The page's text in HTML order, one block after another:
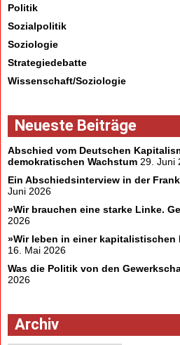
Politik
Sozialpolitik
Soziologie
Strategiedebatte
Wissenschaft/Soziologie
Neueste Beiträge
Abschied vom Deutschen
demokratischen Wachstum 29. Juni
Ein Abschiedsinterview in der
Juni 2026
»Wir brauchen eine starke Linke.
2026
»Wir leben in einer kapitalistischen
16. Mai 2026
Was die Politik von den
2026
Archiv